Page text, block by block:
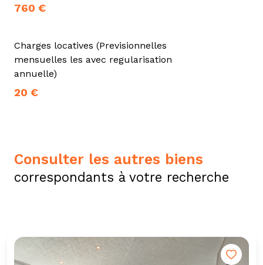
760 €
Charges locatives (Previsionnelles
mensuelles les avec regularisation
annuelle)
20 €
consulter les autres biens
correspondants à votre recherche